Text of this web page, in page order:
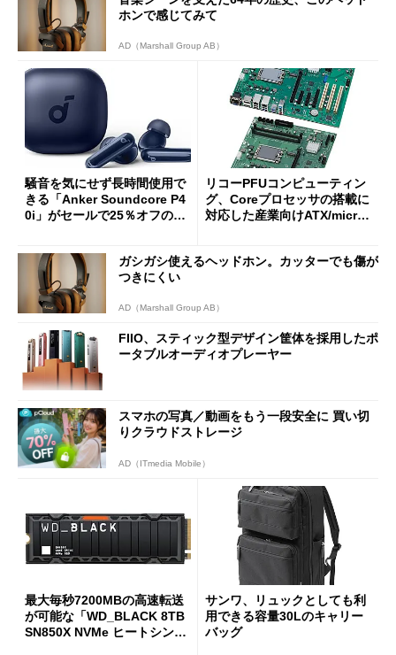
ホンで感じてみて
AD（Marshall Group AB）
騒音を気にせず長時間使用で
きる「Anker Soundcore P4
0i」がセールで25％オフの59
リコーPFUコンピューティン
グ、Coreプロセッサの搭載に
対応した産業向けATX/micro
ガシガシ使えるヘッドホン。カッターでも傷が
つきにくい
AD（Marshall Group AB）
FIIO、スティック型デザイン筐体を採用したポ
ータブルオーディオプレーヤー
スマホの写真／動画をもう一段安全に 買い切
りクラウドストレージ
AD（ITmedia Mobile）
最大毎秒7200MBの高速転送
が可能な「WD_BLACK 8TB
SN850X NVMe ヒートシンク
サンワ、リュックとしても利
用できる容量30Lのキャリー
バッグ